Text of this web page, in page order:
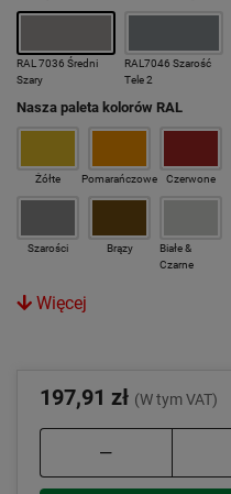
RAL 7036 Średni
Szary
RAL7046 Szarość
Tele 2
Nasza paleta kolorów RAL
Żółte Pomarańczowe Czerwone
Szarości Brązy
Białe &
Czarne
Więcej
197,91 zł (W tym VAT)